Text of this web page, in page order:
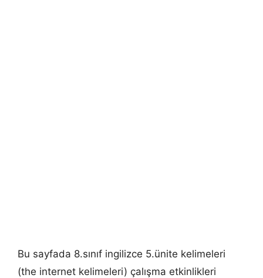
Bu sayfada 8.sınıf ingilizce 5.ünite kelimeleri
(the internet kelimeleri) çalışma etkinlikleri